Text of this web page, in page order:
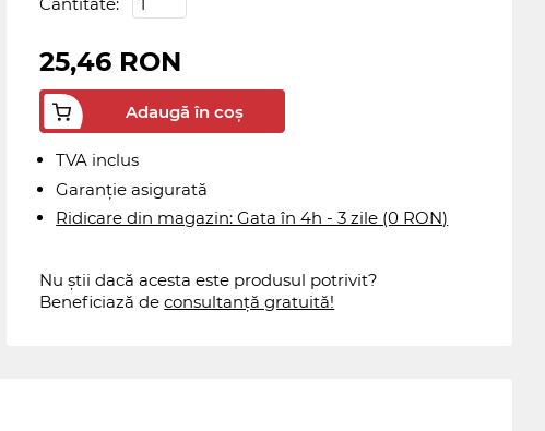
25,46 RON
Adaugă în coș
TVA inclus
Garanție asigurată
Ridicare din magazin: Gata în 4h - 3 zile (0 RON)
Nu știi dacă acesta este produsul potrivit?
Beneficiază de consultanță gratuită!